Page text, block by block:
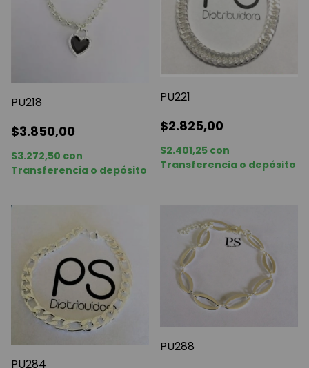
PU218
$3.850,00
$3.272,50 con
Transferencia o depósito
PU221
$2.825,00
$2.401,25 con
Transferencia o depósito
PU284
PU288